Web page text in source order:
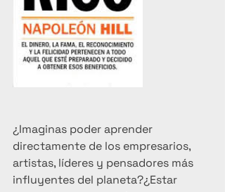
¿Imaginas poder aprender
directamente de los empresarios,
artistas, líderes y pensadores más
influyentes del planeta?¿Estar